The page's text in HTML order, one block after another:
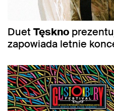
Duet Tęskno
zapowiada letnie